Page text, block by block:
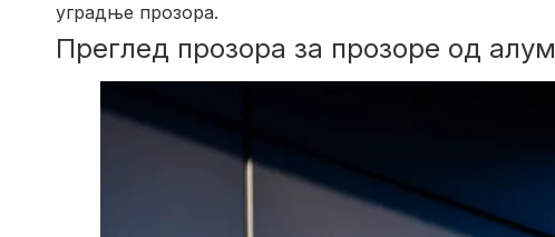
уградње прозора.
Преглед прозора за прозоре од